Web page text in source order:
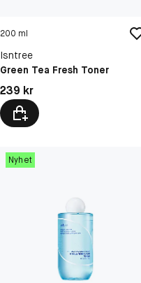
200 ml
Isntree
Green Tea Fresh Toner
Pris: 239 kr
239 kr
Nyhet